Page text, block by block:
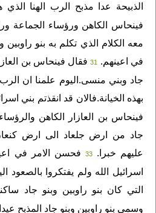
الذبيحة عدا مذبح الرب الهنا
فينحاس الكاهن ورؤساء الجماعة
معه الكلام الذي تكلم به بنو
في اعينهم.
31فقال فينحاس بن
جاد وبني منسى.اليوم علمنا ان الرب
بهذه الخيانة.فالان قد انقذتم بني
فينحاس بن العازار الكاهن
جاد من ارض جلعاد الى ارض
عليهم خبرا.
33فحسن الامر في
اسرائيل الله ولم يفتكروا
التي كان بنو راوبين وبنو جاد
وسمى بنو راوبين وبنو جاد المذبح